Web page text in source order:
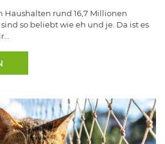
Haushalten rund 16,7 Millionen
so beliebt wie eh und je. Da ist es